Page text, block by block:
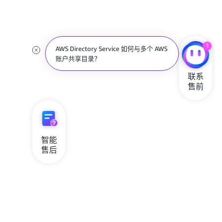
AWS Directory Service 如何与多个 AWS
账户共享目录？
1
联系
售前
智能
售后